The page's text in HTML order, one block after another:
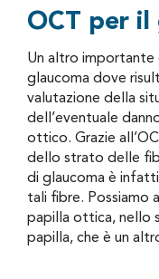
OCT per il
Un altro importante
glaucoma dove
valutazione della
dell’eventuale
ottico. Grazie
dello strato delle
di glaucoma è
tali fibre. Possiamo
papilla ottica, nello
papilla, che è un